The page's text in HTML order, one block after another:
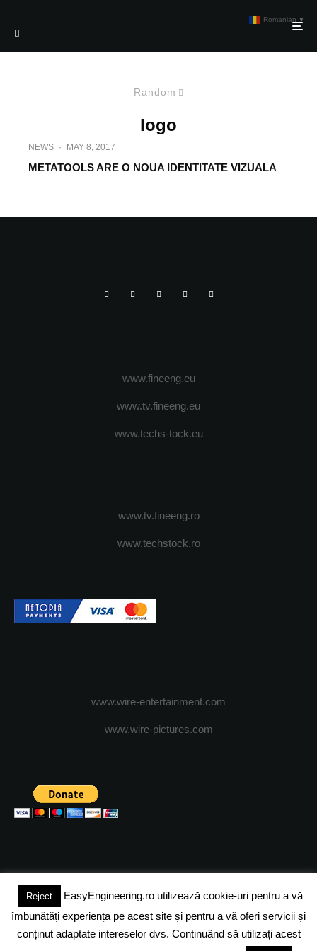
Random
logo
NEWS · MAY 8, 2017
METATOOLS ARE O NOUA IDENTITATE VIZUALA
www.fineeng.eu
www.tv.fineeng.eu
www.techs-tock.eu
www.tv.fineeng.ro
www.techstock.ro
www.wire-entertainment.com
www.wire-pictures.com
(c) 2024 - FineEngineeringMagazine. All rights reserved.
DESPRE NOI ADVERTISING JOBS DESPRE COOKIES
Reject
EasyEngineering.ro utilizează cookie-uri pentru a vă
îmbunătăți experiența pe acest site și pentru a vă oferi servicii și
conținut adaptate intereselor dvs. Continuând să utilizați acest
Romanian ▼